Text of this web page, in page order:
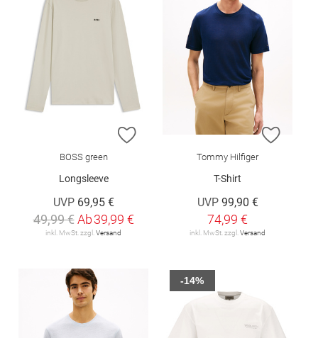
ZUR WUNSCHLISTE HINZUFÜGEN
BOSS green
Longsleeve
UVP 69,95 €
49,99 € Ab39,99 €
inkl. MwSt. zzgl. Versand
ZUR
Tommy Hilfiger
T-Shirt
UVP 99,90 €
74,99 €
inkl. MwSt. zzgl. Versand
-14%